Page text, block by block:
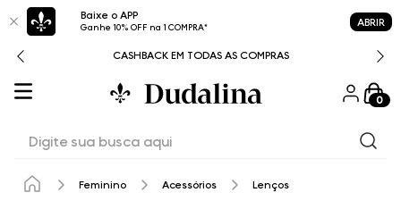
Baixe o APP
Ganhe 10% OFF na 1 COMPRA* ABRIR
CASHBACK EM TODAS AS COMPRAS
0
Feminino Acessórios Lenços